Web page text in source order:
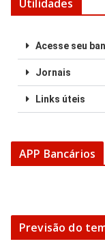
Utilidades
Acesse seu
Jornais
Links úteis
APP Bancários
Previsão do